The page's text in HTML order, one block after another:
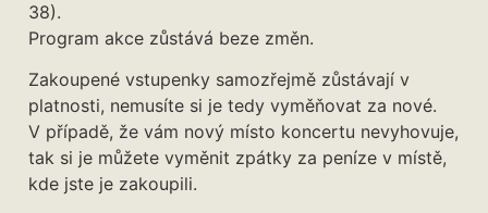
38).
Program akce zůstává beze změn.
Zakoupené vstupenky samozřejmě zůstávají v
platnosti, nemusíte si je tedy vyměňovat za nové.
V případě, že vám nový místo koncertu nevyhovuje,
tak si je můžete vyměnit zpátky za peníze v místě,
kde jste je zakoupili.